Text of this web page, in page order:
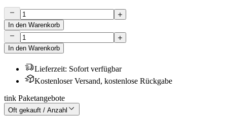
In den Warenkorb
In den Warenkorb
Lieferzeit: Sofort verfügbar
Kostenloser Versand, kostenlose Rückgabe
tink Paketangebote
Oft gekauft / Anzahl